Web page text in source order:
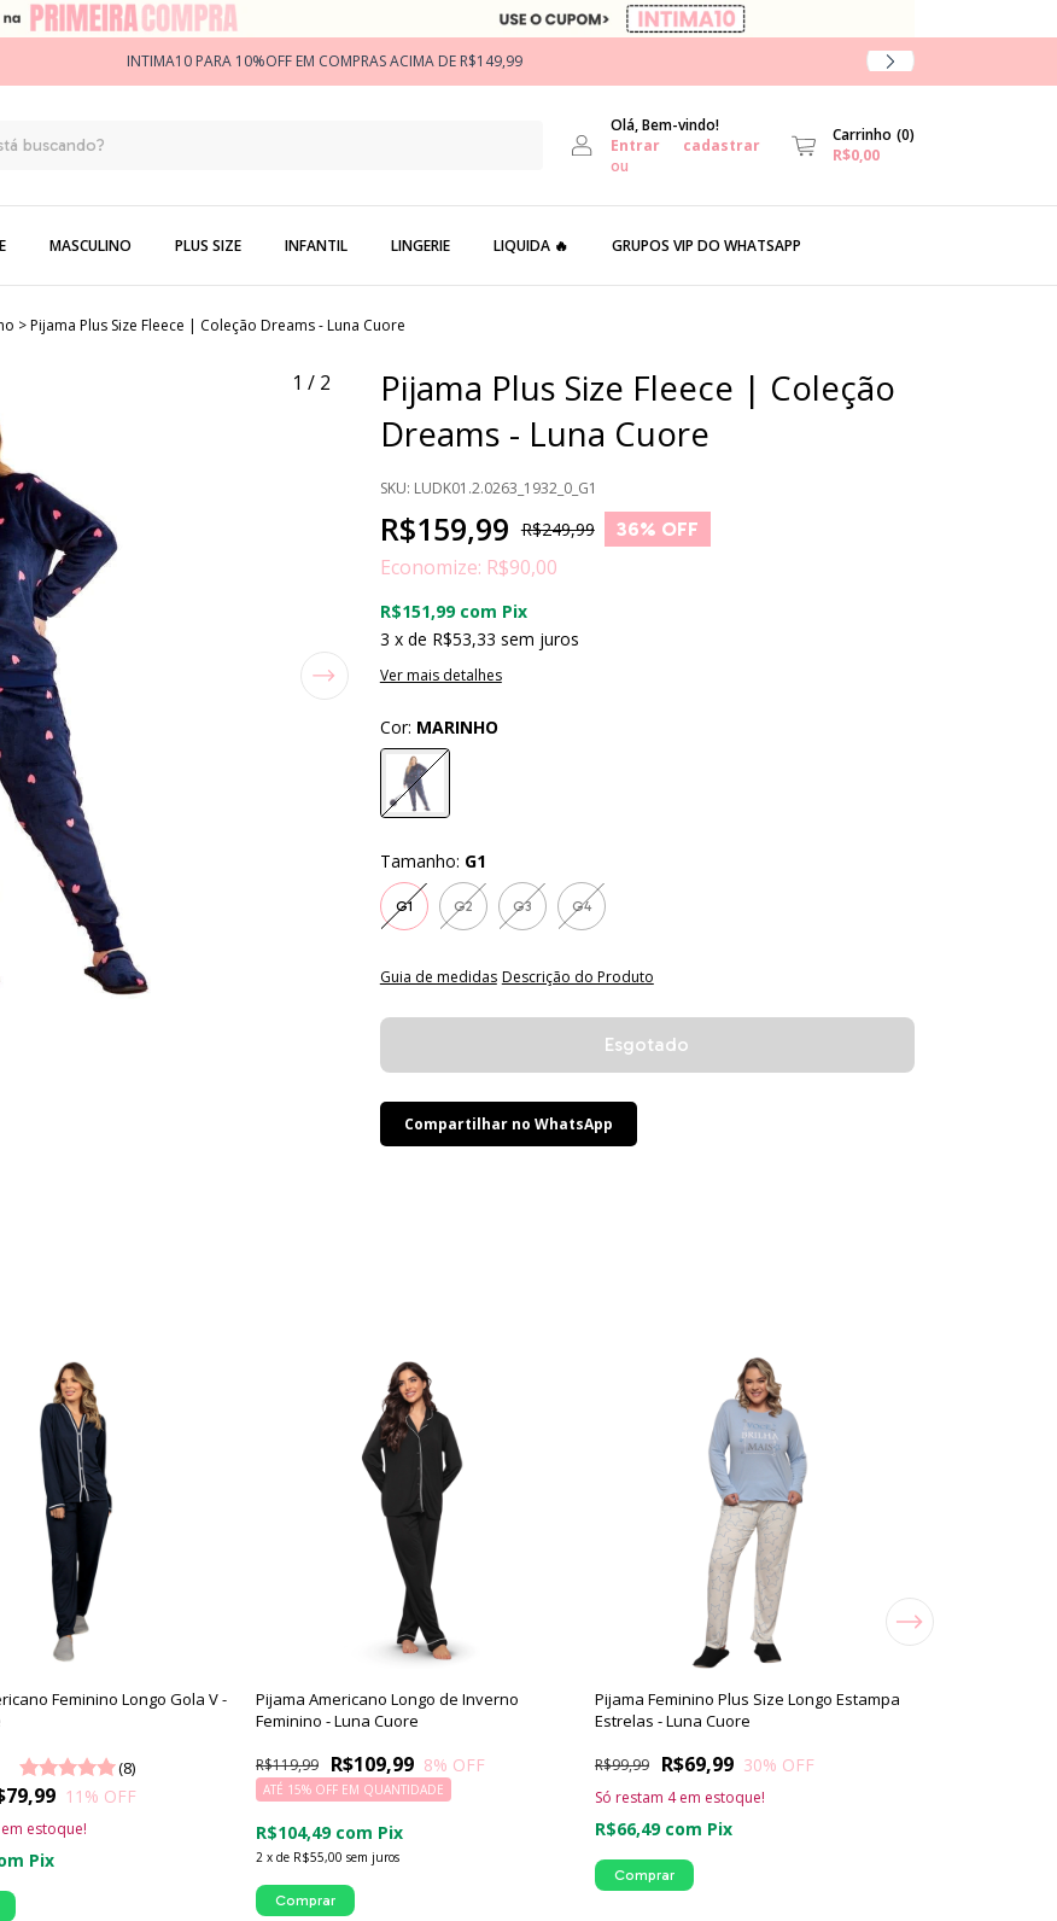
INTIMA10 PARA 10%OFF EM COMPRAS ACIMA DE R$149,99
Olá, Bem-vindo!
Entrar
ou
cadastrar Carrinho (0)
R$0,00
MASCULINO PLUS SIZE INFANTIL LINGERIE LIQUIDA 🔥 GRUPOS VIP DO WHATSAPP
>Pijama Plus Size Fleece | Coleção Dreams - Luna Cuore
1 / 2
Pijama Plus Size Fleece | Coleção
Dreams - Luna Cuore
SKU: LUDK01.2.0263_1932_0_G1
R$159,99 R$249,99 36% OFF
Economize: R$90,00
R$151,99 com Pix
3 x de R$53,33 sem juros
Ver mais detalhes
Cor: MARINHO
Tamanho: G1
G1 G2 G3 G4
Guia de medidas Descrição do Produto
Compartilhar no WhatsApp
Feminino Longo Gola V -
(8)
11 % OFF
Pix
em estoque!
Pijama Americano Longo de Inverno
Feminino - Luna Cuore
R$109,99
R$119,99 8% OFF
2 x de R$55,00 sem juros
ATÉ 15% OFF EM QUANTIDADE
R$104,49 com Pix
Comprar
Pijama Feminino Plus Size Longo Estampa
Estrelas - Luna Cuore
R$69,99
R$99,99 30% OFF
R$66,49 com Pix
Só restam 4em estoque!
Comprar